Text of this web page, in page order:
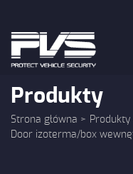
content
Produkty
Strona główna > Produkty
Door izoterma/box